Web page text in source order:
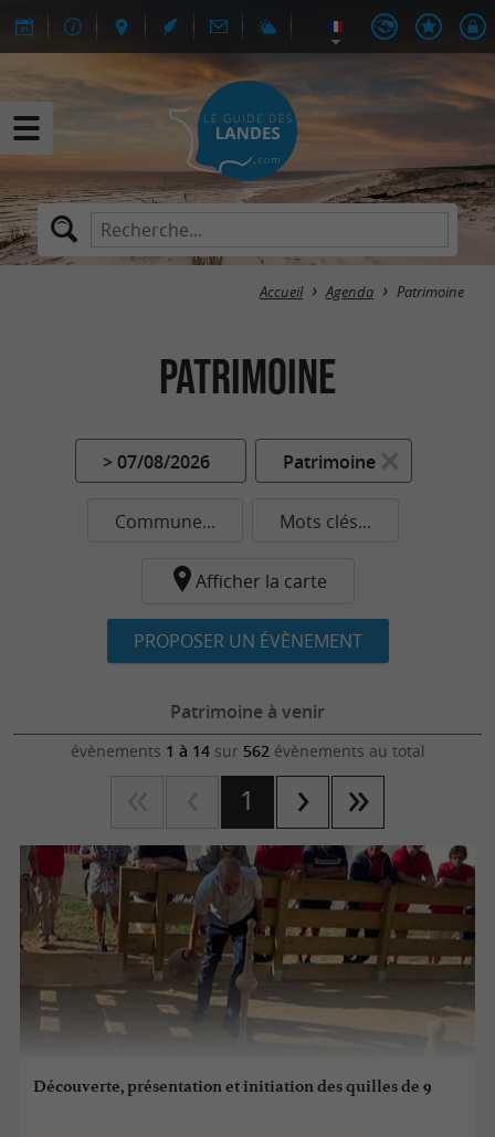
Accueil Agenda Patrimoine
Patrimoine
> 07/08/2026 Patrimoine
Commune... Mots clés...
Afficher la carte
PROPOSER UN ÉVÈNEMENT
Patrimoine à venir
évènements 1 à 14sur 562évènements au total
1
Découverte, présentation et initiation des quilles de 9